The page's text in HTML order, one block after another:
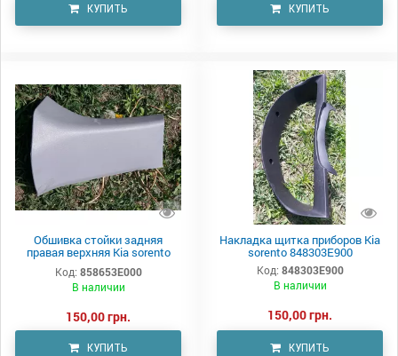
КУПИТЬ КУПИТЬ
Обшивка стойки задняя
правая верхняя Kia sorento
858653E000
Код: 858653E000
В наличии
150,00 грн.
КУПИТЬ
Накладка щитка приборов Kia
sorento 848303E900
Код: 848303E900
В наличии
150,00 грн.
КУПИТЬ